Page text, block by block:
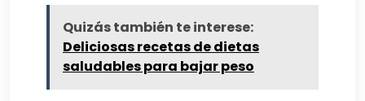
Quizás también te interese:
Deliciosas recetas de dietas
saludables para bajar peso